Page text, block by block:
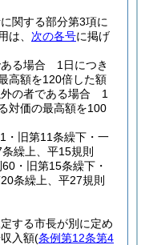
関する部分第3項に
は、 次の各号に掲げ
ある場合 1日につき
高額を120倍した額
外の者である場合 1
対価の最高額を100
・旧第11条繰下・一
繰上、平15規則
・旧第15条繰下・
条繰上、平27規則
する市長が別に定め
入額(条例第12条第4